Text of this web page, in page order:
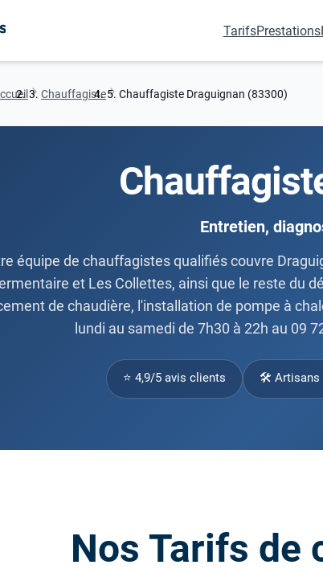
TarifsPrestations
Chauffagiste Chauffagiste Draguignan (83300)
Entretien,
équipe de chauffagistes qualifiés couvre
et Les Collettes, ainsi que le reste du
de chaudière, l'installation de pompe à
lundi au samedi de 7h30 à 22h au 09
⭐ 4,9/5 avis clients 🛠 Artisans
Nos Tarifs de